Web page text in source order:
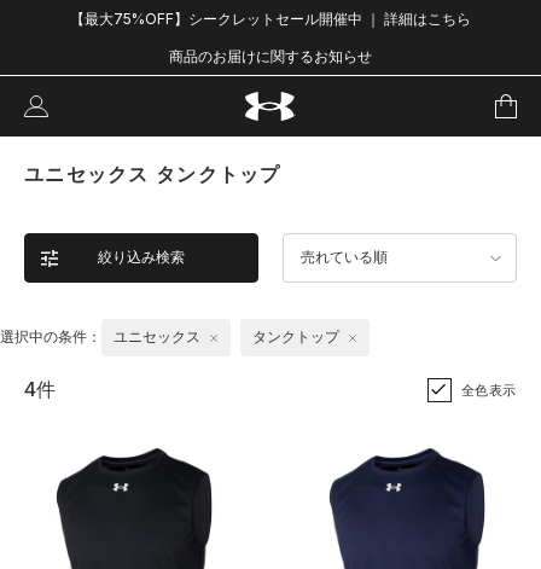
【最大75%OFF】シークレットセール開催中 ｜ 詳細はこちら
商品のお届けに関するお知らせ
ユニセックス タンクトップ
絞り込み検索 売れている順
選択中の条件： ユニセックス タンクトップ
4件 全色表示